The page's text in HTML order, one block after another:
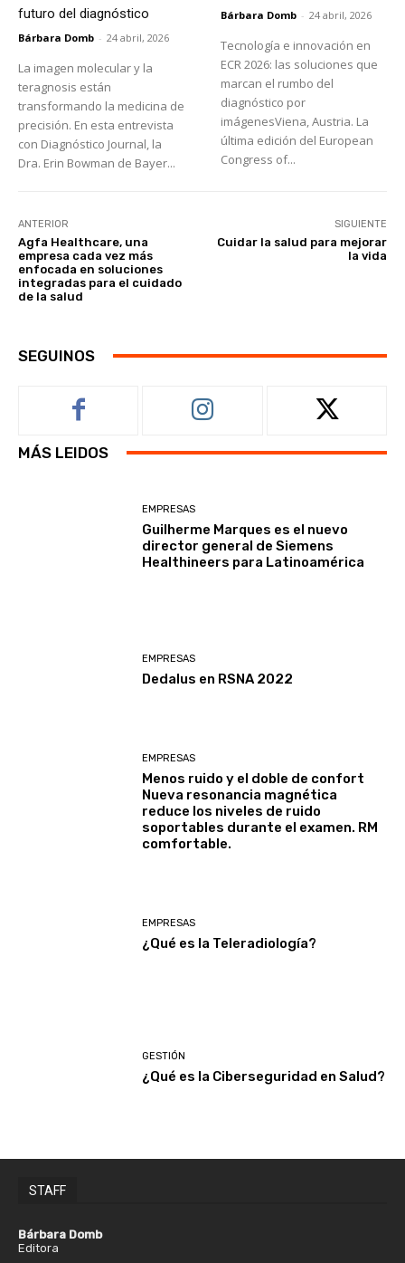
futuro del diagnóstico
Bárbara Domb - 24 abril, 2026
La imagen molecular y la
teragnosis están
transformando la medicina de
precisión. En esta entrevista
con Diagnóstico Journal, la
Dra. Erin Bowman de Bayer...
Bárbara Domb - 24 abril, 2026
Tecnología e innovación en
ECR 2026: las soluciones que
marcan el rumbo del
diagnóstico por
imágenesViena, Austria. La
última edición del European
Congress of...
ANTERIOR
Agfa Healthcare, una
empresa cada vez más
enfocada en soluciones
integradas para el cuidado
de la salud
SIGUIENTE
Cuidar la salud para mejorar
la vida
SEGUINOS
MÁS LEIDOS
EMPRESAS
Guilherme Marques es el nuevo
director general de Siemens
Healthineers para Latinoamérica
EMPRESAS
Dedalus en RSNA 2022
EMPRESAS
Menos ruido y el doble de confort
Nueva resonancia magnética
reduce los niveles de ruido
soportables durante el examen. RM
comfortable.
EMPRESAS
¿Qué es la Teleradiología?
GESTIÓN
¿Qué es la Ciberseguridad en Salud?
STAFF
Bárbara Domb
Editora